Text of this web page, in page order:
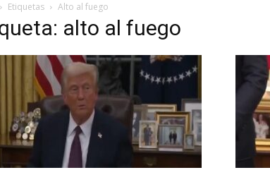
Etiquetas Alto al fuego
alto al fuego